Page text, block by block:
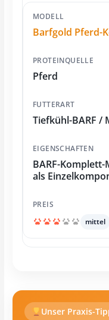
Barfgold Pferd-
Pferd
Tiefkühl-BARF /
BARF-
als
mittel
Unser Praxis-